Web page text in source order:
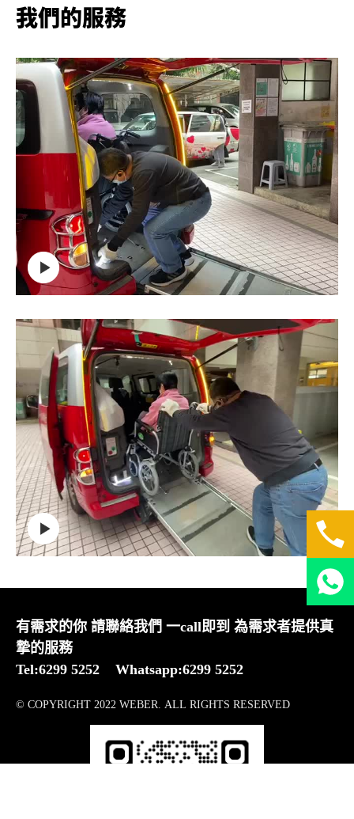
我們的服務
有需求的你 請聯絡我們 一call即到 為需求者提供真
摯的服務
Tel:6299 5252 Whatsapp:6299 5252
© COPYRIGHT 2022 WEBER. ALL RIGHTS RESERVED